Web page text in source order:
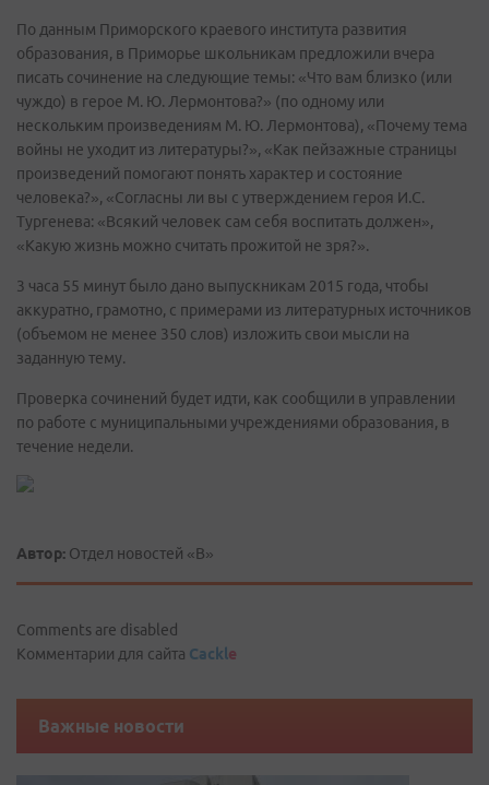
По данным Приморского краевого института развития
образования, в Приморье школьникам предложили вчера
писать сочинение на следующие темы: «Что вам близко (или
чуждо) в герое М. Ю. Лермонтова?» (по одному или
нескольким произведениям М. Ю. Лермонтова), «Почему тема
войны не уходит из литературы?», «Как пейзажные страницы
произведений помогают понять характер и состояние
человека?», «Согласны ли вы с утверждением героя И.С.
Тургенева: «Всякий человек сам себя воспитать должен»,
«Какую жизнь можно считать прожитой не зря?».
3 часа 55 минут было дано выпускникам 2015 года, чтобы
аккуратно, грамотно, с примерами из литературных источников
(объемом не менее 350 слов) изложить свои мысли на
заданную тему.
Проверка сочинений будет идти, как сообщили в управлении
по работе с муниципальными учреждениями образования, в
течение недели.
Автор: Отдел новостей «В»
Comments are disabled
Комментарии для сайта Cackle
Важные новости